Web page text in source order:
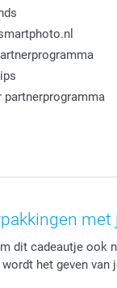
partnerprogramma
dit cadeautje ook
het geven